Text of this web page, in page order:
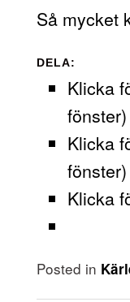
Så mycket
DELA:
Klicka
fönster)
Klicka
fönster)
Klicka
Posted in